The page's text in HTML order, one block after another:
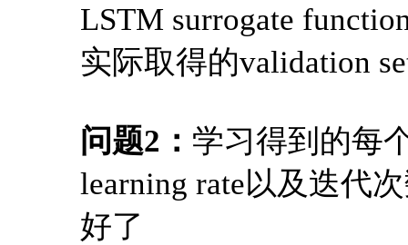
LSTM surrogate
实际取得的validation
问题2： 学习得到的每
learning rate以及迭代
好了